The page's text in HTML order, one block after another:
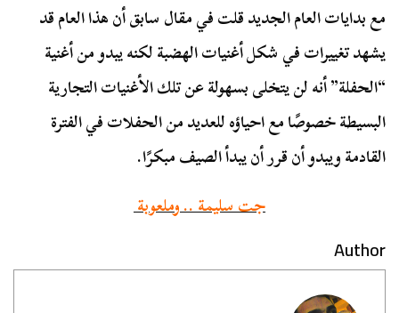
مع بدايات العام الجديد قلت في مقال سابق أن هذا العام قد
يشهد تغييرات في شكل أغنيات الهضبة لكنه يبدو من أغنية
“الحفلة” أنه لن يتخلى بسهولة عن تلك الأغنيات التجارية
البسيطة خصوصًا مع احياؤه للعديد من الحفلات في الفترة
القادمة ويبدو أن قرر أن يبدأ الصيف مبكرًا.
جت سليمة .. وملعوبة
Author